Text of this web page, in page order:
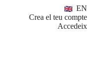
EN
Crea el teu compte
Accedeix